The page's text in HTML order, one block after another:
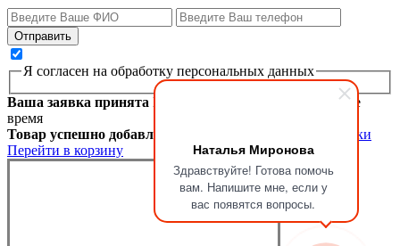
Наталья Миронова
Здравствуйте! Готова помочь
вам. Напишите мне, если у
вас появятся вопросы.
Я согласен на обработку персональных данных
Ваша заявка принята Мы перезвоним вам в ближайшее
время
Товар успешно добавлен в корзину
Продолжить покупки
Перейти в корзину